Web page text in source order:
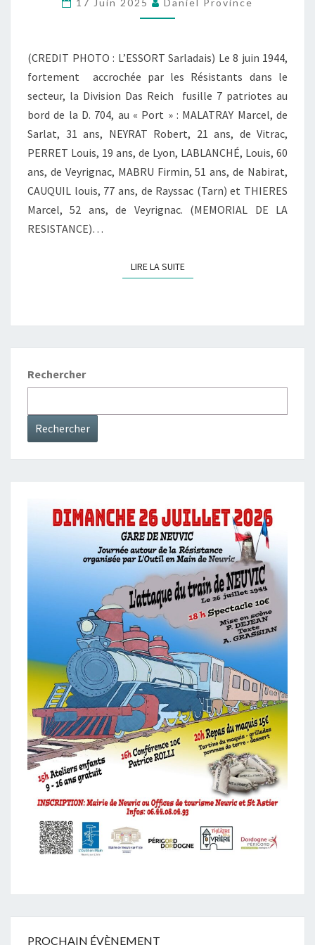
É
O
R
A
T
I
O
N
À
G
L
A
17 Juin 2025 Daniel Province
(CREDIT PHOTO : L’ESSORT Sarladais) Le 8 juin 1944,
fortement accrochée par les Résistants dans le
secteur, la Division Das Reich fusille 7 patriotes au
bord de la D. 704, au « Port » : MALATRAY Marcel, de
Sarlat, 31 ans, NEYRAT Robert, 21 ans, de Vitrac,
PERRET Louis, 19 ans, de Lyon, LABLANCHÉ, Louis, 60
ans, de Veyrignac, MABRU Firmin, 51 ans, de Nabirat,
CAUQUIL louis, 77 ans, de Rayssac (Tarn) et THIERES
Marcel, 52 ans, de Veyrignac. (MEMORIAL DE LA
RESISTANCE)…
LIRE LA SUITELIRE LA SUITE
Rechercher
Rechercher
PROCHAIN ÉVÈNEMENT